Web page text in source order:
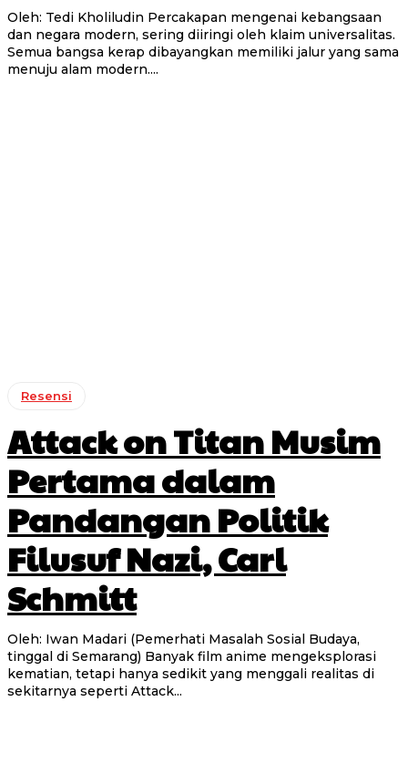
Oleh: Tedi Kholiludin Percakapan mengenai kebangsaan
dan negara modern, sering diiringi oleh klaim universalitas.
Semua bangsa kerap dibayangkan memiliki jalur yang sama
menuju alam modern....
Resensi
Attack on Titan Musim
Pertama dalam
Pandangan Politik
Filusuf Nazi, Carl
Schmitt
Oleh: Iwan Madari (Pemerhati Masalah Sosial Budaya,
tinggal di Semarang) Banyak film anime mengeksplorasi
kematian, tetapi hanya sedikit yang menggali realitas di
sekitarnya seperti Attack...